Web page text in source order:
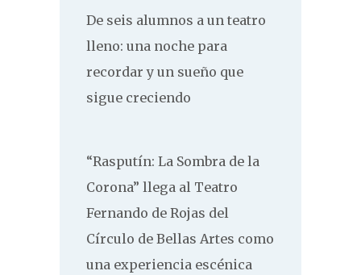
De seis alumnos a un teatro
lleno: una noche para
recordar y un sueño que
sigue creciendo
“Rasputín: La Sombra de la
Corona” llega al Teatro
Fernando de Rojas del
Círculo de Bellas Artes como
una experiencia escénica